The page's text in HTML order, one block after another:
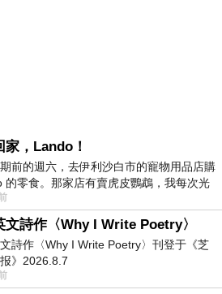
家，Lando！
前的週六，去伊利沙白市的寵物用品店購
的零食。那家店有賣虎皮鸚鵡，我每次光
看一下。他們偶爾會引進 C
文詩作〈Why I Write Poetry〉
詩作〈Why I Write Poetry〉刊登于《芝
》2026.8.7